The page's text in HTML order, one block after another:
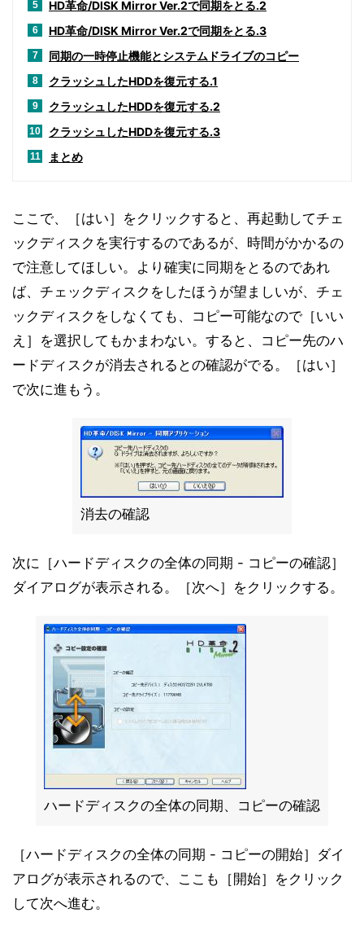
5 HD革命/DISK Mirror Ver.2で同期をとる.2
6 HD革命/DISK Mirror Ver.2で同期をとる.3
7 同期の一時停止機能とシステムドライブのコピー
8 クラッシュしたHDDを復元する.1
9 クラッシュしたHDDを復元する.2
10 クラッシュしたHDDを復元する.3
11 まとめ
ここで、［はい］をクリックすると、再起動してチェ
ックディスクを実行するのであるが、時間がかかるの
で注意してほしい。より確実に同期をとるのであれ
ば、チェックディスクをしたほうが望ましいが、チェ
ックディスクをしなくても、コピー可能なので［いい
え］を選択してもかまわない。すると、コピー先のハ
ードディスクが消去されるとの確認がでる。［はい］
で次に進もう。
消去の確認
次に［ハードディスクの全体の同期 - コピーの確認］
ダイアログが表示される。［次へ］をクリックする。
ハードディスクの全体の同期、コピーの確認
［ハードディスクの全体の同期 - コピーの開始］ダイ
アログが表示されるので、ここも［開始］をクリック
して次へ進む。